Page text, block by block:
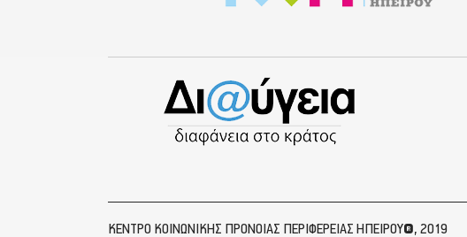
ΚΕΝΤΡΟ ΚΟΙΝΩΝΙΚΗΣ ΠΡΟΝΟΙΑΣ ΠΕΡΙΦΕΡΕΙΑΣ ΗΠΕΙΡΟΥ®, 2019